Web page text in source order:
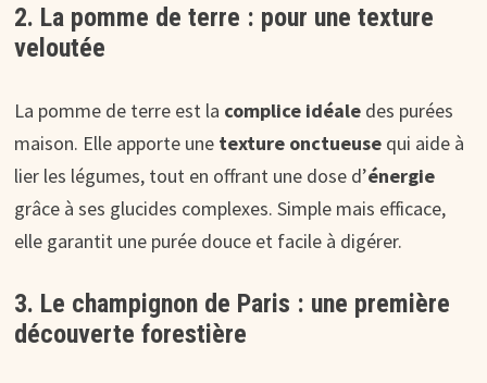
2. La pomme de terre : pour une texture
veloutée
La pomme de terre est la complice idéaledes purées
maison. Elle apporte une texture onctueusequi aide à
lier les légumes, tout en offrant une dose d’énergie
grâce à ses glucides complexes. Simple mais efficace,
elle garantit une purée douce et facile à digérer.
3. Le champignon de Paris : une première
découverte forestière